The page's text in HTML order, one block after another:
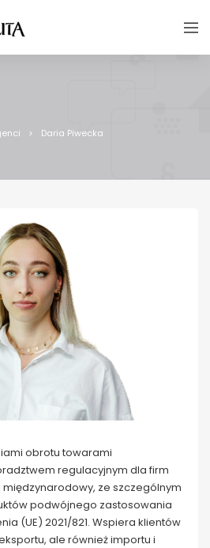
Daria Piwecka
obrotu towarami
regulacyjnym dla firm
ze szczególnym
podwójnego zastosowania
(UE) 2021/821. Wspiera klientów
ale również importu i